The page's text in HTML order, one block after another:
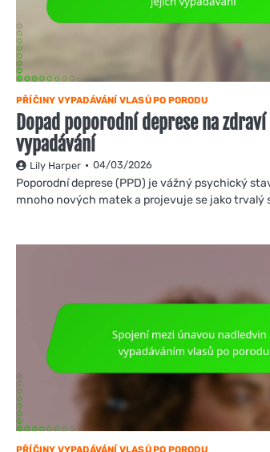
PŘÍČINY VYPADÁVÁNÍ VLASŮ PO PORODU
Dopad poporodní deprese na
vypadávání
Lily Harper 04/03/2026
Poporodní deprese (PPD) je vážný psychický
mnoho nových matek a projevuje se jako trvalý